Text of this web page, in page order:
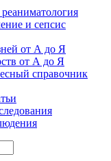
и сепсис
от А до Я
от А до Я
справочник